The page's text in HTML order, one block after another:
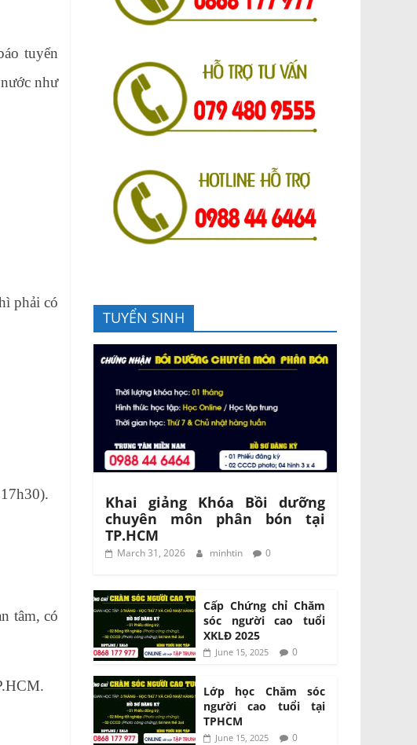
tuyển
như
phải có
tâm, có
TUYỂN SINH
Khai giảng Khóa Bồi dưỡng
chuyên môn phân bón tại
TP.HCM
March 31, 2026 minhtin 0
Cấp Chứng chỉ Chăm
sóc người cao tuổi
XKLĐ 2025
June 15, 2025 0
Lớp học Chăm sóc
người cao tuổi tại
TPHCM
June 15, 2025 0